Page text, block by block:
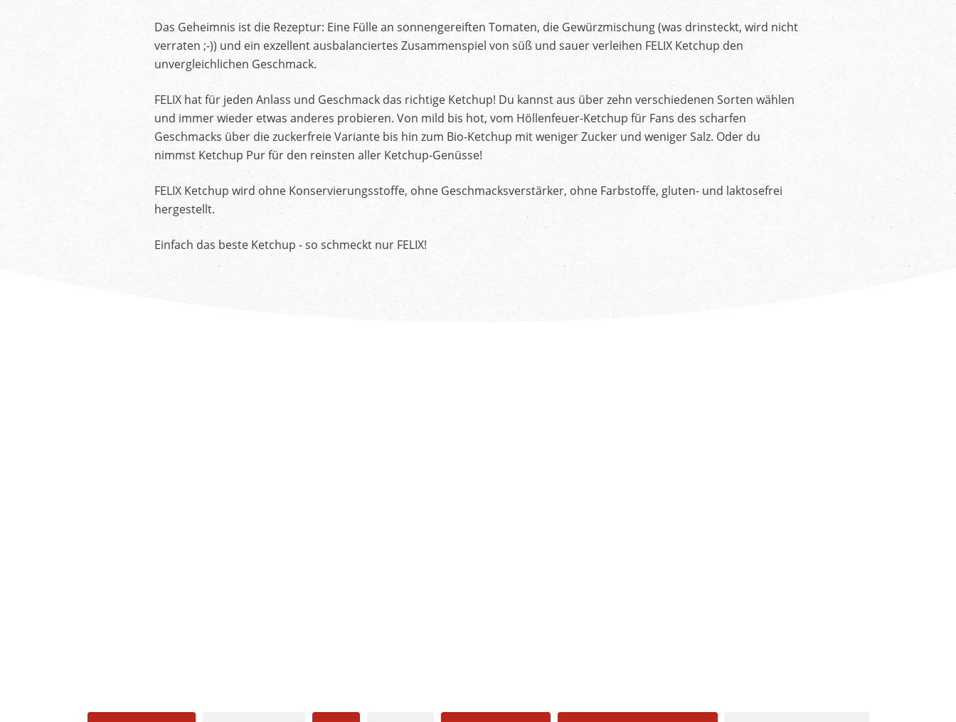
Das Geheimnis ist die Rezeptur: Eine Fülle an sonnengereiften Tomaten, die Gewürzmischung (was drinsteckt, wird nicht
verraten ;-)) und ein exzellent ausbalanciertes Zusammenspiel von süß und sauer verleihen FELIX Ketchup den
unvergleichlichen Geschmack.
FELIX hat für jeden Anlass und Geschmack das richtige Ketchup! Du kannst aus über zehn verschiedenen Sorten wählen
und immer wieder etwas anderes probieren. Von mild bis hot, vom Höllenfeuer-Ketchup für Fans des scharfen
Geschmacks über die zuckerfreie Variante bis hin zum Bio-Ketchup mit weniger Zucker und weniger Salz. Oder du
nimmst Ketchup Pur für den reinsten aller Ketchup-Genüsse!
FELIX Ketchup wird ohne Konservierungsstoffe, ohne Geschmacksverstärker, ohne Farbstoffe, gluten- und laktosefrei
hergestellt.
Einfach das beste Ketchup - so schmeckt nur FELIX!